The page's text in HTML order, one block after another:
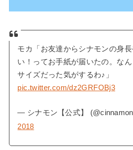
モカ「お友達からシナモンの身
い！ってお手紙が届いたの。な
サイズだった気がするわ♪」
pic.twitter.com/dz2GRFOBj3
— シナモン【公式】
2018